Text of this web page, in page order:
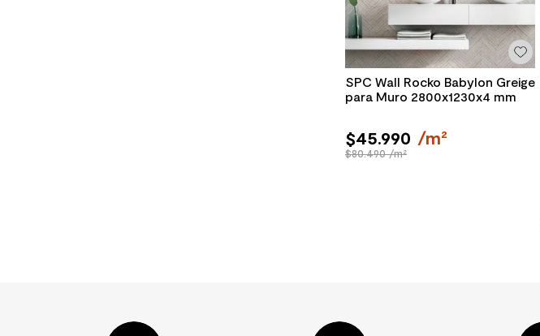
SPC Wall Rocko Babylon Greige
para Muro 2800x1230x4 mm
$45.990 /m²
$80.490 /m²